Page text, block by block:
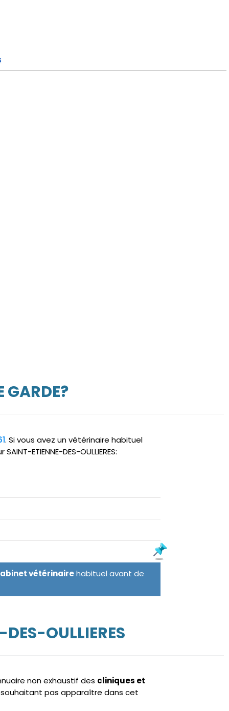
GARDE?
. Si vous avez un vétérinaire habituel
ETIENNE-DES-OULLIERES:
vétérinairehabituel avant de
OULLIERES
non exhaustif des cliniques et
pas apparaître dans cet